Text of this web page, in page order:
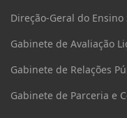
Direção-Geral do
Gabinete de Avaliação
Gabinete de Relações
Gabinete de Parceria e